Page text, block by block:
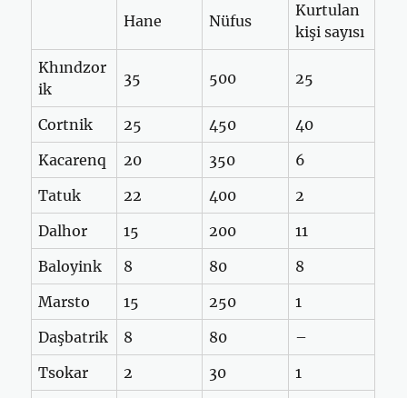
Hane Nüfus
Kurtulan
kişi sayısı
Khındzor
ik
35 500 25
Cortnik 25 450
40
Kacarenq
20 350
6
Tatuk
22 400
2
Dalhor
15 200
11
Baloyink
8 80
8
Marsto
15 250
1
Daşbatrik
8 80
–
Tsokar
2 30
1